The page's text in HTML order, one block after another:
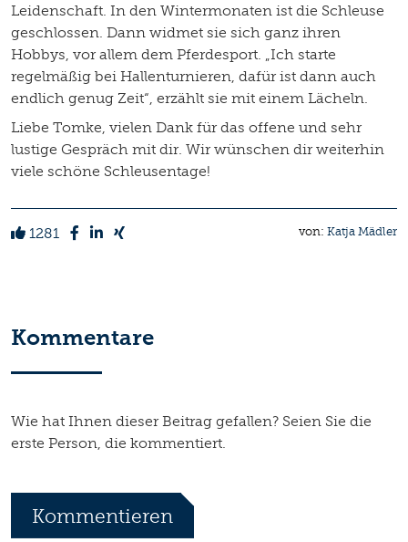
Leidenschaft. In den Wintermonaten ist die Schleuse
geschlossen. Dann widmet sie sich ganz ihren
Hobbys, vor allem dem Pferdesport. „Ich starte
regelmäßig bei Hallenturnieren, dafür ist dann auch
endlich genug Zeit“, erzählt sie mit einem Lächeln.
Liebe Tomke, vielen Dank für das offene und sehr
lustige Gespräch mit dir. Wir wünschen dir weiterhin
viele schöne Schleusentage!
1281 von: Katja Mädler
Kommentare
Wie hat Ihnen dieser Beitrag gefallen? Seien Sie die
erste Person, die kommentiert.
Kommentieren